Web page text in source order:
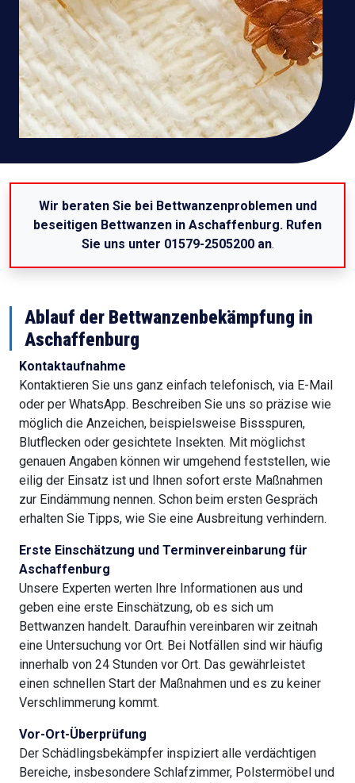
Wir beraten Sie bei Bettwanzenproblemen und
beseitigen Bettwanzen in Aschaffenburg. Rufen
Sie uns unter 01579-2505200 an.
Ablauf der Bettwanzenbekämpfung in
Aschaffenburg
Kontaktaufnahme
Kontaktieren Sie uns ganz einfach telefonisch, via E-Mail
oder per WhatsApp. Beschreiben Sie uns so präzise wie
möglich die Anzeichen, beispielsweise Bissspuren,
Blutflecken oder gesichtete Insekten. Mit möglichst
genauen Angaben können wir umgehend feststellen, wie
eilig der Einsatz ist und Ihnen sofort erste Maßnahmen
zur Eindämmung nennen. Schon beim ersten Gespräch
erhalten Sie Tipps, wie Sie eine Ausbreitung verhindern.
Erste Einschätzung und Terminvereinbarung für
Aschaffenburg
Unsere Experten werten Ihre Informationen aus und
geben eine erste Einschätzung, ob es sich um
Bettwanzen handelt. Daraufhin vereinbaren wir zeitnah
eine Untersuchung vor Ort. Bei Notfällen sind wir häufig
innerhalb von 24 Stunden vor Ort. Das gewährleistet
einen schnellen Start der Maßnahmen und es zu keiner
Verschlimmerung kommt.
Vor-Ort-Überprüfung
Der Schädlingsbekämpfer inspiziert alle verdächtigen
Bereiche, insbesondere Schlafzimmer, Polstermöbel und